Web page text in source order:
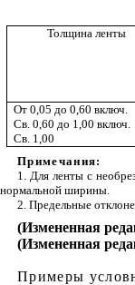
Толщина ленты
От 0,05 до 0,60включ.
Св . 0,60 до 1,00 включ.
Св. 1,00
Примечания:
1. Для ленты с
нормальной ширины.
2. Предельные отклоне
(Измененная
(Измененная
Примеры